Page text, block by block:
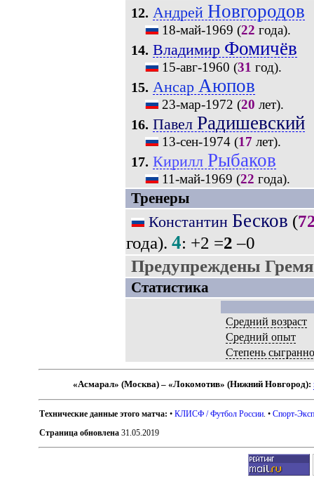
12. Андрей Новгородов
18-май-1969 (22 года).
14. Владимир Фомичёв
15-авг-1960 (31 год).
15. Ансар Аюпов
23-мар-1972 (20 лет).
16. Павел Радишевский
13-сен-1974(17 лет).
17. Кирилл Рыбаков
11-май-1969 (22 года).
Тренеры
Константин Бесков (
года). 4: +2 =2 –0
Предупреждены
Статистика
Средний возраст
Средний опыт
Степень
«Асмарал» (Москва) – «Локомотив» (Нижний Новгород):
Технические данные этого матча: •КЛИСФ / Футбол России . •Спорт-
Страница обновлена 31.05.2019